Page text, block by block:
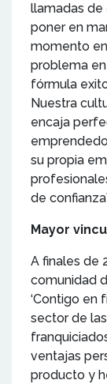
llamadas
poner en
momento
problema
fórmula
Nuestra
encaja
su propia
de
Mayor
A finales de
comunidad
‘Contigo en
sector de
ventajas
producto y